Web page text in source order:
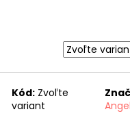
Kód: Zvoľte
variant
Angel